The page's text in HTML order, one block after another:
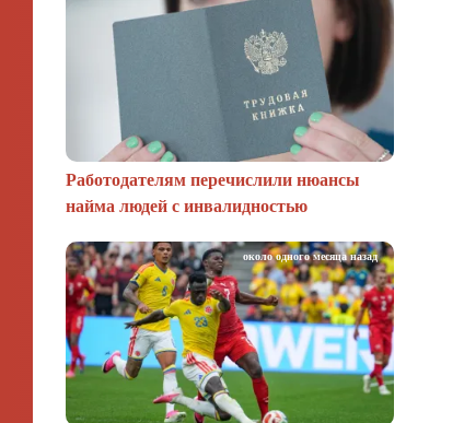
Работодателям перечислили нюансы
найма людей с инвалидностью
около одного месяца назад